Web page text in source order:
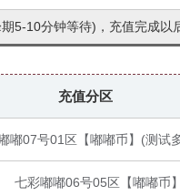
5-10分钟等待)，充值完成
充值分区
嘟07号01区【嘟嘟币】(测试
七彩嘟嘟06号05区【嘟嘟币